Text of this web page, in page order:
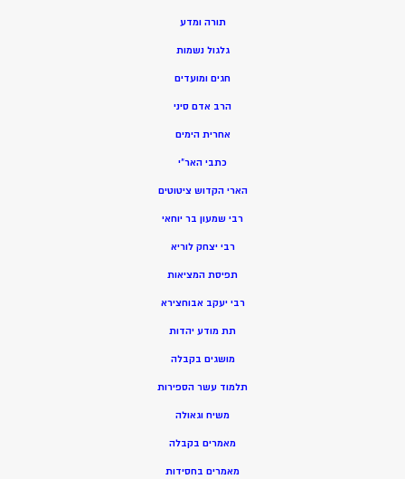
תורה ומדע
גלגול נשמות
חגים ומועדים
הרב אדם סיני
אחרית הימים
כתבי האר”י
הארי הקדוש ציטוטים
רבי שמעון בר יוחאי
רבי יצחק לוריא
תפיסת המציאות
רבי יעקב אבוחצירא
תת מודע יהדות
מושגים בקבלה
תלמוד עשר הספירות
משיח וגאולה
מאמרים בקבלה
מאמרים בחסידות